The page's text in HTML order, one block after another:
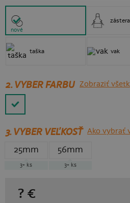
nové
taška
zástera
vak
2. VYBER FARBU Zobraziť
3.VYBER VEĽKOSŤ Ako vybrať
25mm
3+ ks
56mm
3+ ks
? €